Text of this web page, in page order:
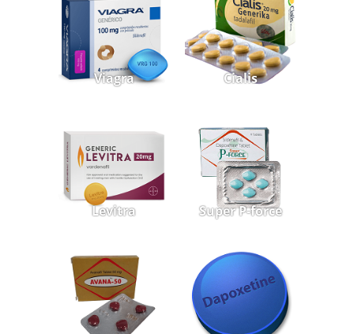
Viagra Cialis
Levitra Super P-force